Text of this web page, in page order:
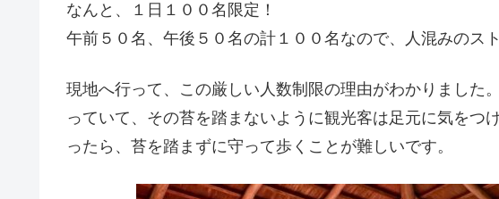
なんと、１日１００名限定！
午前５０名、午後５０名の計１００名なので、人混みのス
現地へ行って、この厳しい人数制限の理由がわかりました
っていて、その苔を踏まないように観光客は足元に気をつ
ったら、苔を踏まずに守って歩くことが難しいです。